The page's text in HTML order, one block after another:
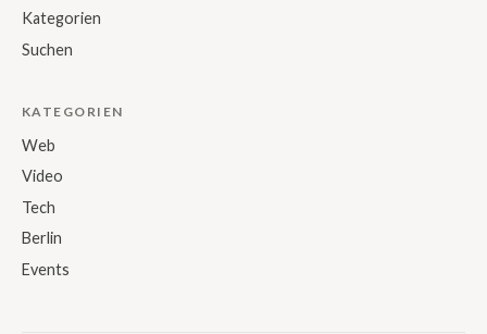
Kategorien
Suchen
KATEGORIEN
Web
Video
Tech
Berlin
Events